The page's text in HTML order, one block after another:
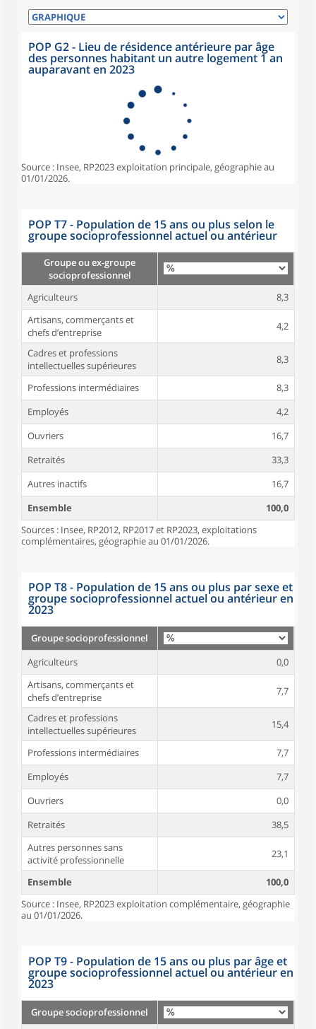
POP G2 - Lieu de résidence antérieure par âge
des personnes habitant un autre logement 1 an
auparavant en 2023
Source : Insee, RP2023 exploitation principale, géographie au
01/01/2026.
POP T7 - Population de 15 ans ou plus selon le
groupe socioprofessionnel actuel ou antérieur
Groupe ou ex-groupe
socioprofessionnel
Agriculteurs
8,3
Artisans, commerçants et
chefs d’entreprise
4,2
Cadres et professions
intellectuelles supérieures
8,3
Professions intermédiaires
8,3
Employés
4,2
Ouvriers
16,7
Retraités
33,3
Autres inactifs
16,7
Ensemble
100,0
Sources : Insee, RP2012, RP2017 et RP2023, exploitations
complémentaires, géographie au 01/01/2026.
POP T8 - Population de 15 ans ou plus par sexe et
groupe socioprofessionnel actuel ou antérieur en
2023
Groupe socioprofessionnel
Agriculteurs
0,0
Artisans, commerçants et
chefs d’entreprise
7,7
Cadres et professions
intellectuelles supérieures
15,4
Professions intermédiaires
7,7
Employés
7,7
Ouvriers
0,0
Retraités
38,5
Autres personnes sans
activité professionnelle
23,1
Ensemble
100,0
Source : Insee, RP2023 exploitation complémentaire, géographie
au 01/01/2026.
POP T9 - Population de 15 ans ou plus par âge et
groupe socioprofessionnel actuel ou antérieur en
2023
Groupe socioprofessionnel